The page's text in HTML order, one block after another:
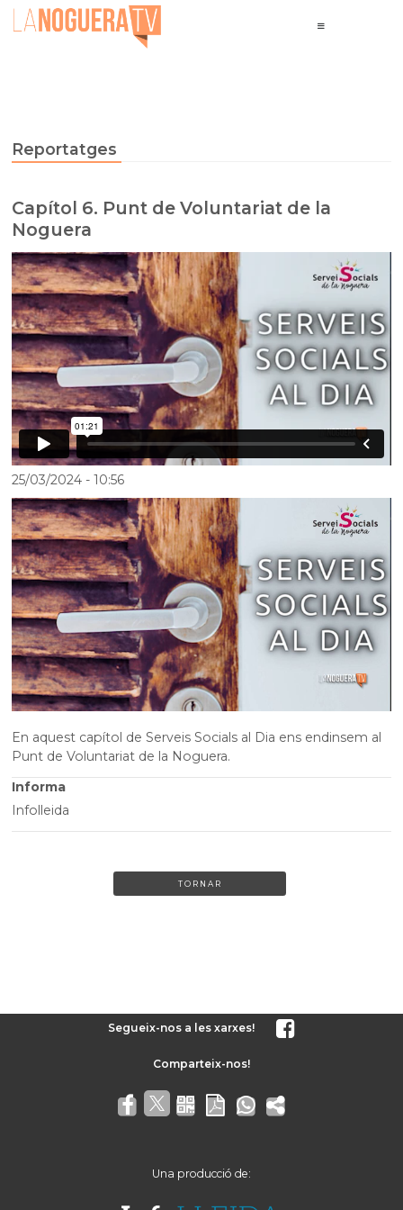
Reportatges
Capítol 6. Punt de Voluntariat de la
Noguera
25/03/2024- 10:56
En aquest capítol de Serveis Socials al Dia ens endinsem al
Punt de Voluntariat de la Noguera.
Informa
Infolleida
TORNAR
Segueix-nos a les xarxes!
Una producció de: